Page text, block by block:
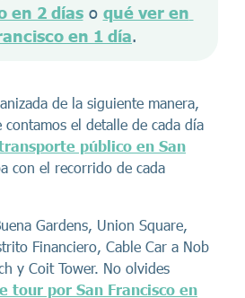
en 2 días o qué ver en
en 1 día.
de la siguiente manera,
contamos el detalle de cada día
público en San
con el recorrido de cada
Gardens, Union Square,
Financiero, Cable Car a Nob
y Coit Tower. No olvides
tour por San Francisco en